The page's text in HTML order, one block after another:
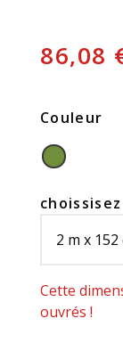
86,08
Couleur
Cette
ouvrés !